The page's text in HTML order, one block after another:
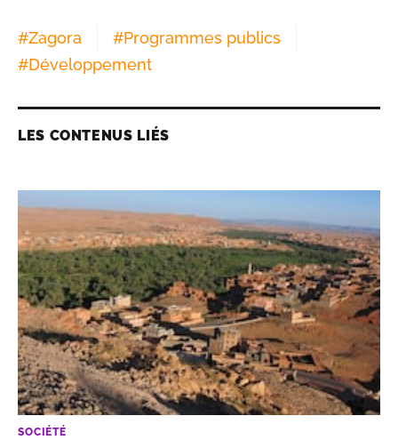
#Zagora #Programmes publics
#Développement
LES CONTENUS LIÉS
SOCIÉTÉ